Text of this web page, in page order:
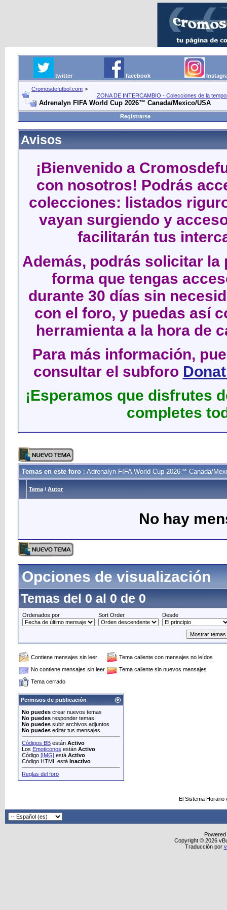
twitter facebook
Cromosdefutbol.com >
ZONA DE INTERCAMBIO - Colecciones de la
Adrenalyn FIFA World Cup 2026™ Canada/Mexico/USA
Registrarse
Avisos
¡Bienvenido a
con nosotros! Podrás
colecciones: listados
vayan surgiendo y
facilitarán tus
Además, podrás solicitar
forma que tengas
durante 30 días sin
con el foro, y puedas así
herramienta a la hora de
Para más información,
consultar el subforo
¡Esperamos que disfrutes
completes
Temas en este foro : Adrenalyn FIFA World Cup 2026™ Canada/
Tema / Autor
No hay
Opciones de visualización
Temas del 0 al 0 de 0
Ordenados por Sort Order Desde
Contiene mensajes sin leer
Tema caliente con mensajes no leídos
No contiene mensajes sin leer
Tema caliente sin nuevos mensajes
Tema cerrado
Permisos de publicación
No puedes crear nuevos temas
No puedes responder temas
No puedes subir archivos adjuntos
No puedes editar tus mensajes
Códigos BB están Activo
Los Emoticonos están Activo
Código [IMG] está Activo
Código HTML está Inactivo
Reglas del foro
El Sistema
Copyright © 2026
Traducción por